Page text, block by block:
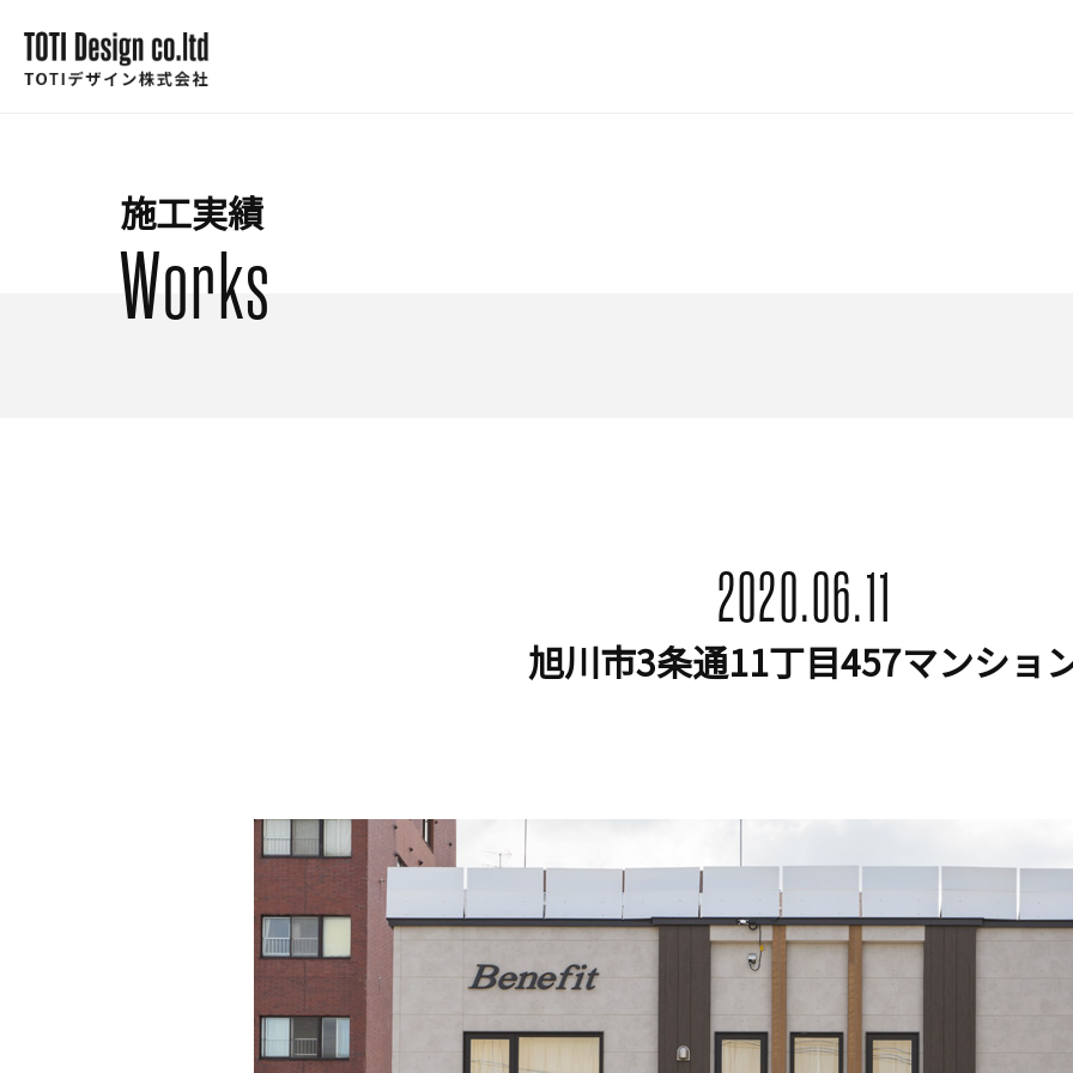
施工実績
Works
2020.06.11
旭川市3条通11丁目457マンショ